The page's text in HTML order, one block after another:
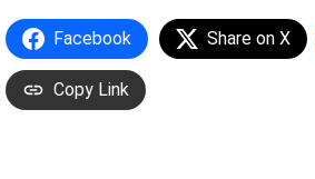
Facebook Share on X
Copy Link